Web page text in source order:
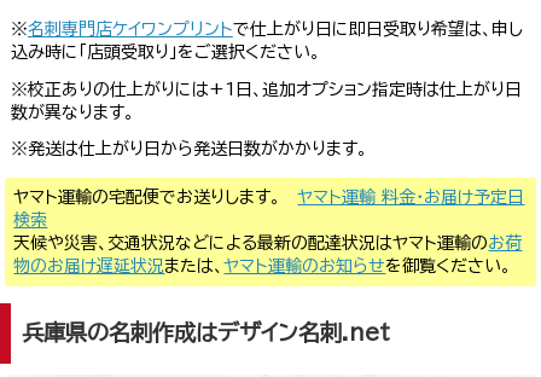
※名刺専門店ケイワンプリントで仕上がり日に即日受取り希望は、申し
込み時に「店頭受取り」をご選択ください。
※校正ありの仕上がりには+1日、追加オプション指定時は仕上がり日
数が異なります。
※発送は仕上がり日から発送日数がかかります。
ヤマト運輸の宅配便でお送りします。ヤマト運輸 料金・お届け予定日
検索
天候や災害、交通状況などによる最新の配達状況はヤマト運輸のお荷
物のお届け遅延状況 または、ヤマト運輸のお知らせを御覧ください。
兵庫県の名刺作成はデザイン名刺.net